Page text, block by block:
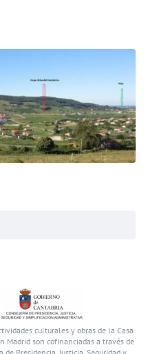
culturales y obras de la Casa
Madrid son cofinanciadas a través de